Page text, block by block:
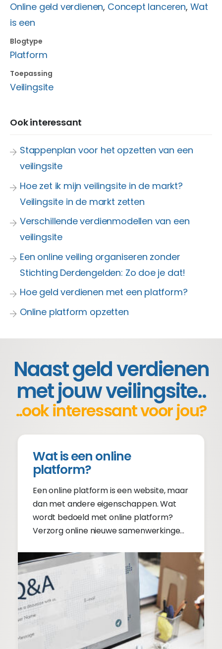
Online geld verdienen, Concept lanceren, Wat
is een
Blogtype
Platform
Toepassing
Veilingsite
Ook interessant
Stappenplan voor het opzetten van een
veilingsite
Hoe zet ik mijn veilingsite in de markt?
Veilingsite in de markt zetten
Verschillende verdienmodellen van een
veilingsite
Een online veiling organiseren zonder
Stichting Derdengelden: Zo doe je dat!
Hoe geld verdienen met een platform?
Online platform opzetten
Naast geld verdienen
met jouw veilingsite..
..ook interessant voor jou?
Wat is een online
platform?
Een online platform is een website, maar
dan met andere eigenschappen. Wat
wordt bedoeld met online platform?
Verzorg online nieuwe samenwerkingen.